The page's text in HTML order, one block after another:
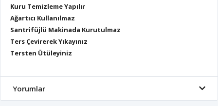
Kuru Temizleme Yapılır
Ağartıcı Kullanılmaz
Santrifüjlü Makinada Kurutulmaz
Ters Çevirerek Yıkayınız
Tersten Ütüleyiniz
Yorumlar